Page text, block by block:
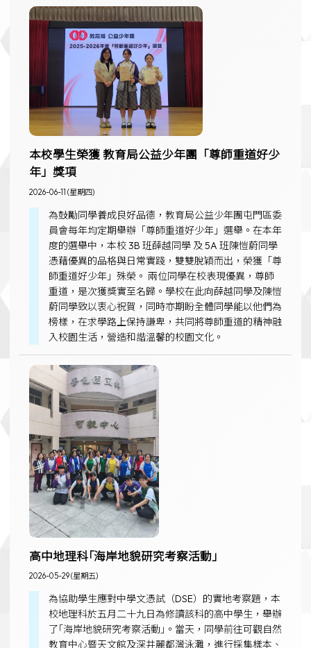
本校學生榮獲 教育局公益少年團「尊師重道好少
年」獎項
2026-06-11 (星期四)
為鼓勵同學養成良好品德，教育局公益少年團屯門區委
員會每年均定期舉辦「尊師重道好少年」選舉。在本年
度的選舉中，本校 3B 班薛越同學 及 5A 班陳愷蔚同學
憑藉優異的品格與日常實踐，雙雙脫穎而出，榮獲「尊
師重道好少年」殊榮。 兩位同學在校表現優異，尊師
重道，是次獲獎實至名歸。學校在此向薛越同學及陳愷
蔚同學致以衷心祝賀，同時亦期盼全體同學能以他們為
榜樣，在求學路上保持謙卑，共同將尊師重道的精神融
入校園生活，營造和諧溫馨的校園文化。
高中地理科｢海岸地貌研究考察活動｣
2026-05-29 (星期五)
為協助學生應對中學文憑試（DSE）的實地考察題，本
校地理科於五月二十九日為修讀該科的高中學生，舉辦
了｢海岸地貌研究考察活動｣。當天，同學前往可觀自然
教育中心暨天文館及深井麗都灣泳灘，進行採集樣本、